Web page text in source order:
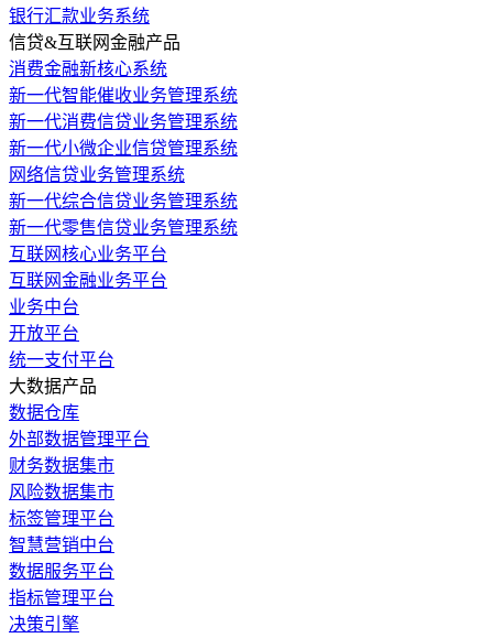
银行汇款业务系统
信贷&互联网金融产品
消费金融新核心系统
新一代智能催收业务管理系统
新一代消费信贷业务管理系统
新一代小微企业信贷管理系统
网络信贷业务管理系统
新一代综合信贷业务管理系统
新一代零售信贷业务管理系统
互联网核心业务平台
互联网金融业务平台
业务中台
开放平台
统一支付平台
大数据产品
数据仓库
外部数据管理平台
财务数据集市
风险数据集市
标签管理平台
智慧营销中台
数据服务平台
指标管理平台
决策引擎